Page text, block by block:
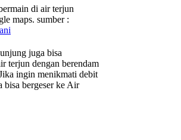
di air terjun
maps. sumber :
juga bisa
terjun dengan berendam
ingin menikmati debit
bisa bergeser ke Air